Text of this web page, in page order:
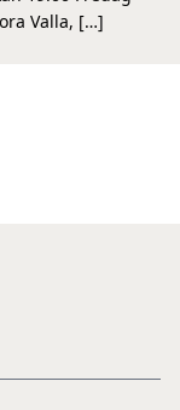
Valla, […]